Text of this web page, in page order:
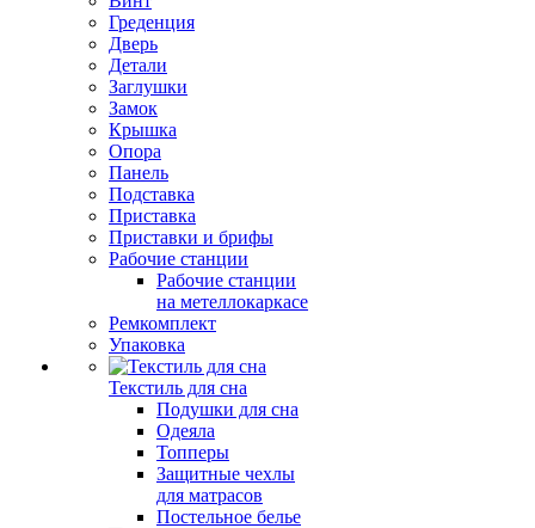
Греденция
Дверь
Детали
Заглушки
Замок
Крышка
Опора
Панель
Подставка
Приставка
Приставки и брифы
Рабочие станции
Рабочие станции
на метеллокаркасе
Ремкомплект
Упаковка
Текстиль для сна
Подушки для сна
Одеяла
Топперы
Защитные чехлы
для матрасов
Постельное белье